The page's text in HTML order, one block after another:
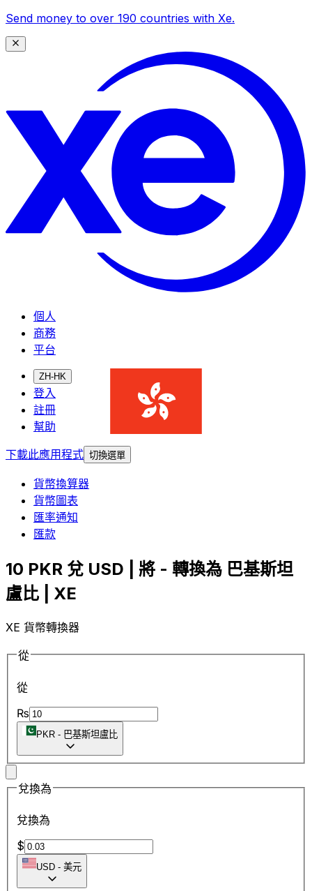
Send money to over 190 countries with Xe.
個人
商務
平台
ZH-HK
登入
註冊
幫助
下載此應用程式 切換選單
貨幣換算器
貨幣圖表
匯率通知
匯款
10 PKR 兌 USD | 將 - 轉換為 巴基斯坦
盧比 | XE
XE 貨幣轉換器
從
從
₨
PKR - 巴基斯坦盧比
兌換為
兌換為
$
USD - 美元